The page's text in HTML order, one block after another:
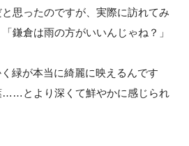
思ったのですが、実際に訪れてみ
鎌倉は雨の方がいいんじゃね？」
緑が本当に綺麗に映えるんです
とより深くて鮮やかに感じられ